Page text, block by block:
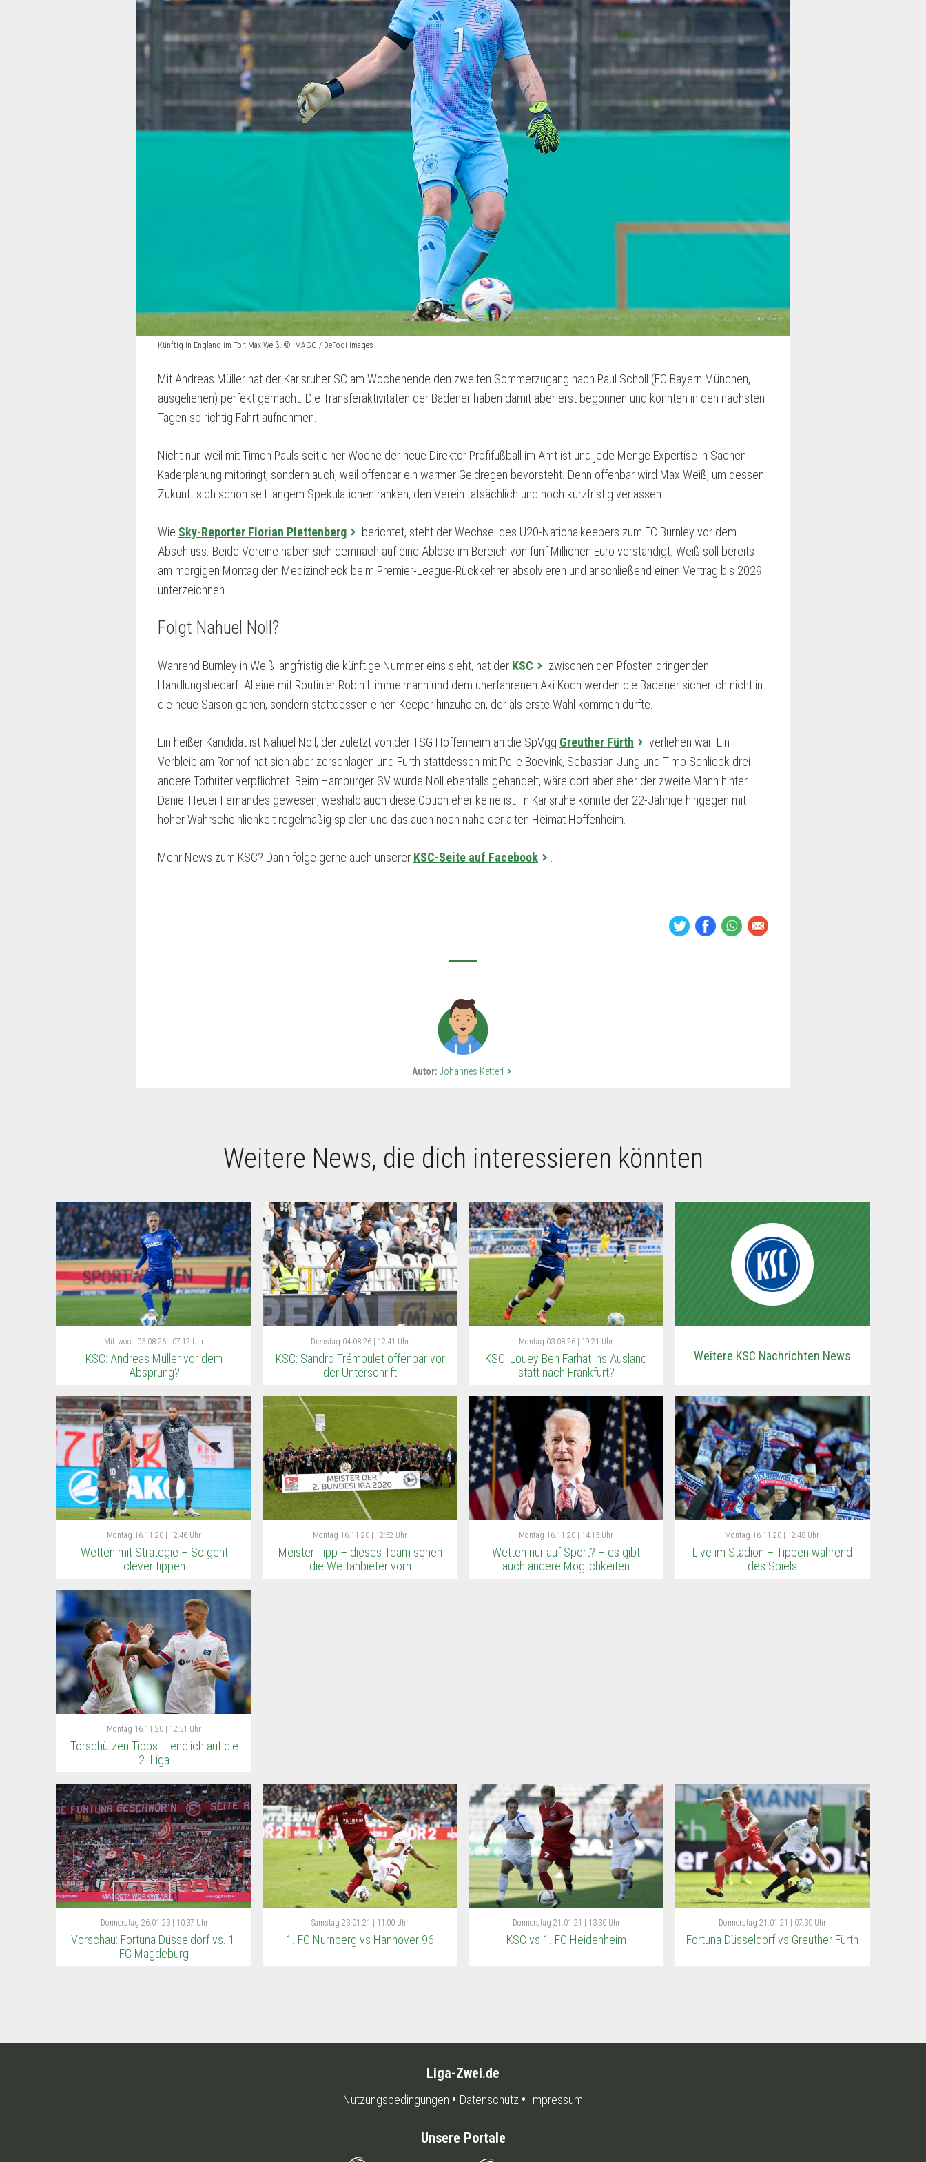
Künftig in England im Tor: Max Weiß. © IMAGO / DeFodi Images
Mit Andreas Müller hat der Karlsruher SC am Wochenende den zweiten Sommerzugang nach Paul Scholl (FC Bayern München,
ausgeliehen) perfekt gemacht. Die Transferaktivitäten der Badener haben damit aber erst begonnen und könnten in den nächsten
Tagen so richtig Fahrt aufnehmen.
Nicht nur, weil mit Timon Pauls seit einer Woche der neue Direktor Profifußball im Amt ist und jede Menge Expertise in Sachen
Kaderplanung mitbringt, sondern auch, weil offenbar ein warmer Geldregen bevorsteht. Denn offenbar wird Max Weiß, um dessen
Zukunft sich schon seit langem Spekulationen ranken, den Verein tatsächlich und noch kurzfristig verlassen.
Wie Sky-Reporter Florian Plettenberg
berichtet, steht der Wechsel des U20-Nationalkeepers zum FC Burnley vor dem
Abschluss. Beide Vereine haben sich demnach auf eine Ablöse im Bereich von fünf Millionen Euro verständigt. Weiß soll bereits
am morgigen Montag den Medizincheck beim Premier-League-Rückkehrer absolvieren und anschließend einen Vertrag bis 2029
unterzeichnen.
Folgt Nahuel Noll?
Während Burnley in Weiß langfristig die künftige Nummer eins sieht, hat der KSC
zwischen den Pfosten dringenden
Handlungsbedarf. Alleine mit Routinier Robin Himmelmann und dem unerfahrenen Aki Koch werden die Badener sicherlich nicht in
die neue Saison gehen, sondern stattdessen einen Keeper hinzuholen, der als erste Wahl kommen dürfte.
Ein heißer Kandidat ist Nahuel Noll, der zuletzt von der TSG Hoffenheim an die SpVgg Greuther Fürth
verliehen war. Ein
Verbleib am Ronhof hat sich aber zerschlagen und Fürth stattdessen mit Pelle Boevink, Sebastian Jung und Timo Schlieck drei
andere Torhüter verpflichtet. Beim Hamburger SV wurde Noll ebenfalls gehandelt, wäre dort aber eher der zweite Mann hinter
Daniel Heuer Fernandes gewesen, weshalb auch diese Option eher keine ist. In Karlsruhe könnte der 22-Jährige hingegen mit
hoher Wahrscheinlichkeit regelmäßig spielen und das auch noch nahe der alten Heimat Hoffenheim.
Mehr News zum KSC? Dann folge gerne auch unserer KSC-Seite auf Facebook
Autor: Johannes Ketterl keyboard_arrow_right
Weitere News, die dich interessieren könnten
Mittwoch 05.08.26 | 07:12 Uhr
KSC: Andreas Müller vor dem
Absprung?
Dienstag 04.08.26 | 12:41 Uhr
KSC: Sandro Trémoulet offenbar vor
der Unterschrift
Montag 03.08.26 | 19:21 Uhr
KSC: Louey Ben Farhat ins Ausland
statt nach Frankfurt?
Weitere KSC Nachrichten News
Montag 16.11.20 | 12:46 Uhr
Wetten mit Strategie – So geht
clever tippen
Montag 16.11.20 | 12:52 Uhr
Meister Tipp – dieses Team sehen
die Wettanbieter vorn
Montag 16.11.20 | 14:15 Uhr
Wetten nur auf Sport? – es gibt
auch andere Möglichkeiten
Montag 16.11.20 | 12:48 Uhr
Live im Stadion – Tippen während
des Spiels
Montag 16.11.20 | 12:51 Uhr
Torschützen Tipps – endlich auf die
2. Liga
Donnerstag 26.01.23 | 10:37 Uhr
Vorschau: Fortuna Düsseldorf vs. 1.
FC Magdeburg
Samstag 23.01.21 | 11:00 Uhr
1. FC Nürnberg vs Hannover 96
Donnerstag 21.01.21 | 13:30 Uhr
KSC vs 1. FC Heidenheim
Donnerstag 21.01.21 | 07:30 Uhr
Fortuna Düsseldorf vs Greuther Fürth
Liga-Zwei.de
Nutzungsbedingungen Datenschutz Impressum
Unsere Portale